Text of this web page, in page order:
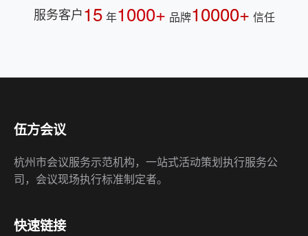
服务客户15 年1000+ 品牌10000+ 信任
伍方会议
杭州市会议服务示范机构，一站式活动策划执行服务公
司，会议现场执行标准制定者。
快速链接